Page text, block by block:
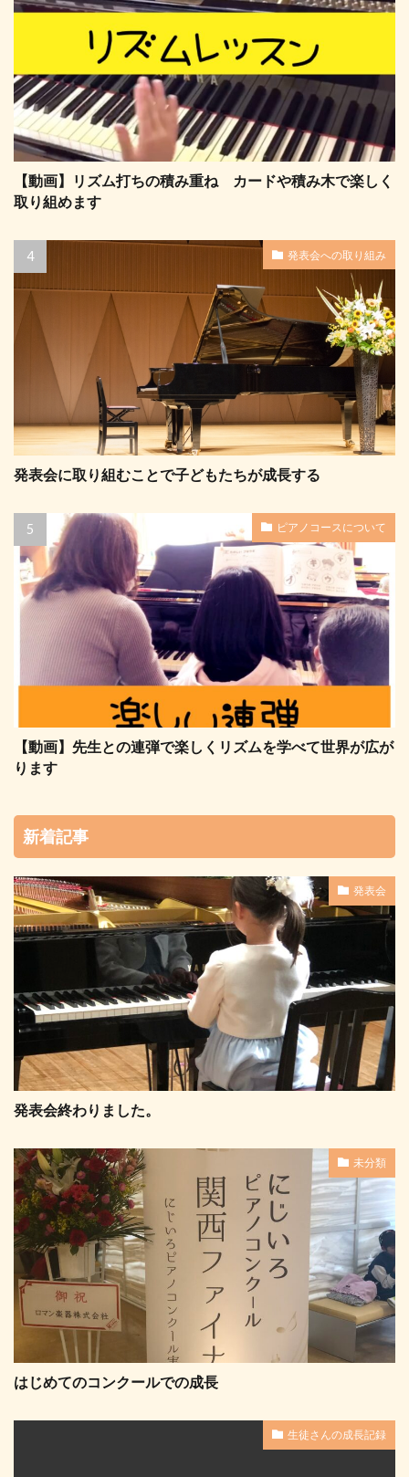
【動画】リズム打ちの積み重ね カードや積み木で楽しく
取り組めます
発表会への取り組み
発表会に取り組むことで子どもたちが成長する
ピアノコースについて
【動画】先生との連弾で楽しくリズムを学べて世界が広が
ります
新着記事
発表会
発表会終わりました。
未分類
はじめてのコンクールでの成長
生徒さんの成長記録